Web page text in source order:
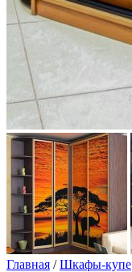
Главная /Шкафы-купе